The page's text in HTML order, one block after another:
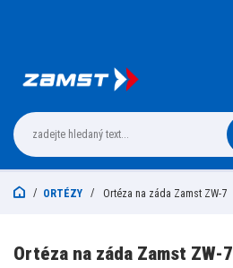
ORTÉZY Ortéza na záda Zamst ZW-7
Ortéza na záda Zamst ZW-7